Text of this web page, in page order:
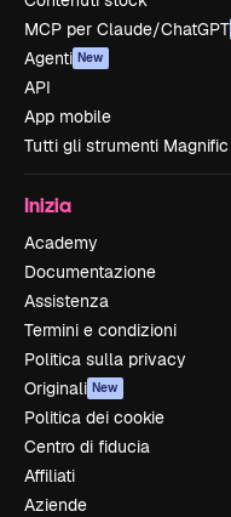
MCP per Claude/ChatGPT
Agenti New
API
App mobile
Tutti gli strumenti Magnific
Inizia
Academy
Documentazione
Assistenza
Termini e condizioni
Politica sulla privacy
Originali New
Politica dei cookie
Centro di fiducia
Affiliati
Aziende